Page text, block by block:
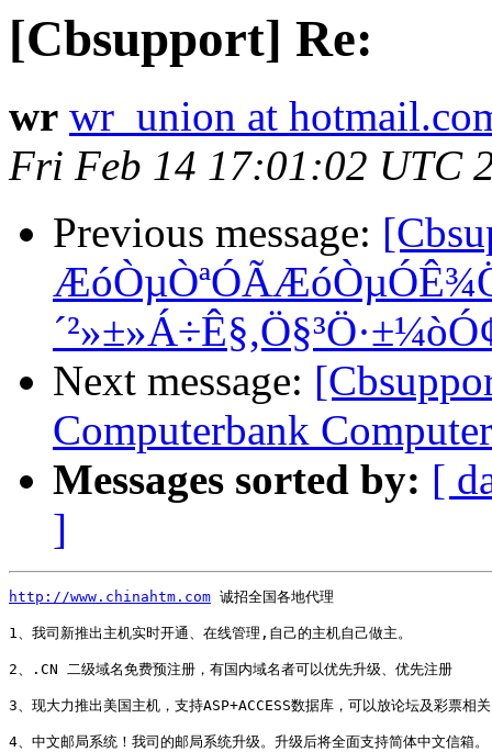
[Cbsupport] Re:
wr wr_union at
Fri Feb 14 17:01:02 UTC
Previous message:
Next message:
Computerbank Computer
Messages sorted by: [
]
http://www.chinahtm.com 诚招全国各地代理
1、我司新推出主机实时开通、在线管理,自己的主机自己做主。
2、.CN 二级域名免费预注
3、现大力推出美国主机，支持ASP+ACCESS数据库，可以放论坛及彩票相
4、中文邮局系统！我司的邮局系统升级。升级后将全面支持简体中文信箱。